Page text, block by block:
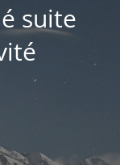
suite